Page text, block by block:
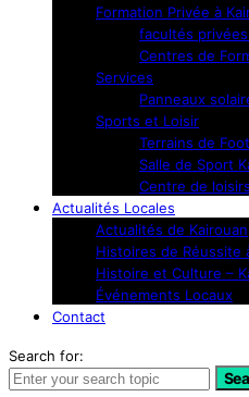
Formation Privée à
facultés privées
Centres de
Services
Panneaux
Sports et Loisir
Terrains de
Salle de Sport
Centre de loisirs
Actualités Locales
Actualités de Kairouan
Histoires de Réussite
Histoire et Culture –
Événements Locaux
Contact
Search for: